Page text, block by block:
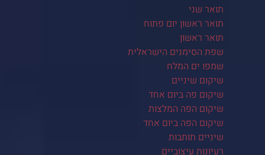
תואר שני
תואר ראשון יום פתוח
תואר ראשון
שפת הסימנים הישראלית
שמפו ים המלח
שיקום שיניים
שיקום פה ביום אחד
שיקום הפה המלצות
שיקום הפה ביום אחד
שיניים תותבות
רעיונות עיצוביים